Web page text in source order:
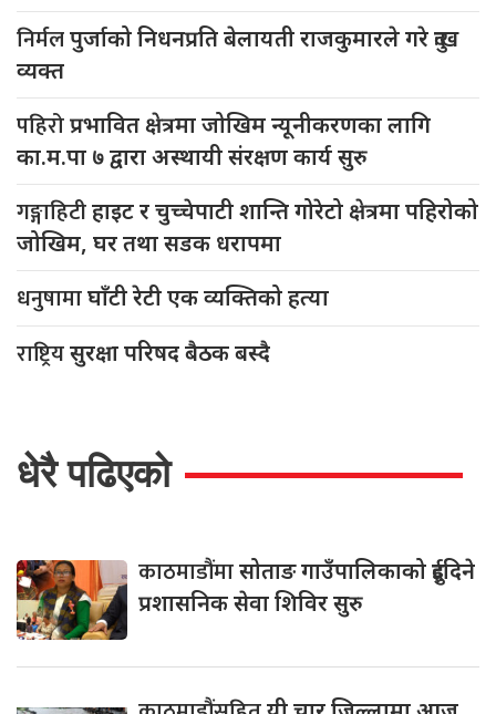
निर्मलपुर्जाको निधनप्रति बेलायती राजकुमारले गरे दुःख
व्यक्त
पहिरोप्रभावित क्षेत्रमा जोखिम न्यूनीकरणका लागि
का.म.पा ७ द्वारा अस्थायी संरक्षण कार्य सुरु
गङ्गाहिटीहाइट र चुच्चेपाटी शान्ति गोरेटो क्षेत्रमा पहिरोको
जोखिम, घर तथा सडक धरापमा
धनुषामाघाँटी रेटी एक व्यक्तिको हत्या
राष्ट्रियसुरक्षा परिषद बैठक बस्दै
धेरै पढिएको
काठमाडौंमासोताङ गाउँपालिकाको दुईदिने
प्रशासनिक सेवा शिविर सुरु